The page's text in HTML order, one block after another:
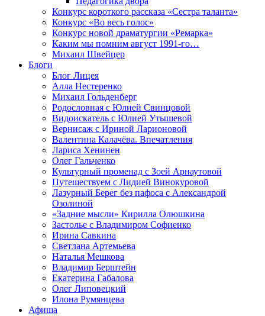
Конкурс короткого рассказа «Сестра таланта»
Конкурс «Во весь голос»
Конкурс новой драматургии «Ремарка»
Каким мы помним август 1991-го…
Михаил Швейцер
Блоги
Блог Лицея
Алла Нестеренко
Михаил Гольденберг
Родословная с Юлией Свинцовой
Видоискатель с Юлией Утышевой
Вернисаж с Ириной Ларионовой
Валентина Калачёва. Впечатления
Лариса Хенинен
Олег Гальченко
Культурный променад с Зоей Арнаутовой
Путешествуем с Лидией Винокуровой
Лазурный Берег без пафоса с Александрой
Озолиной
«Задние мысли» Кирилла Олюшкина
Застолье с Владимиром Софиенко
Ирина Савкина
Светлана Артемьева
Наталья Мешкова
Владимир Берштейн
Екатерина Габалова
Олег Липовецкий
Илона Румянцева
Афиша